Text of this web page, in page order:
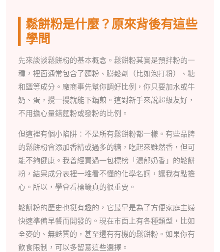
鬆餅粉是什麼？原來背後有這些
學問
先來談談鬆餅粉的基本概念。鬆餅粉其實是預拌粉的一
種，裡面通常包含了麵粉、膨鬆劑（比如泡打粉）、糖
和鹽等成分。廠商事先幫你調好比例，你只要加水或牛
奶、蛋，攪一攪就能下鍋煎。這對新手來說超級友好，
不用擔心量錯麵粉或發粉的比例。
但這裡有個小陷阱：不是所有鬆餅粉都一樣。有些品牌
的鬆餅粉會添加香精或過多的糖，吃起來雖然香，但可
能不夠健康。我曾經買過一包標榜「濃郁奶香」的鬆餅
粉，結果成分表裡一堆看不懂的化學名詞，讓我有點擔
心。所以，學會看標籤真的很重要。
鬆餅粉的歷史也挺有趣的，它最早是為了方便家庭主婦
快速準備早餐而開發的。現在市面上有各種類型，比如
全麥的、無麩質的，甚至還有有機的鬆餅粉。如果你有
飲食限制，可以多留意這些選擇。